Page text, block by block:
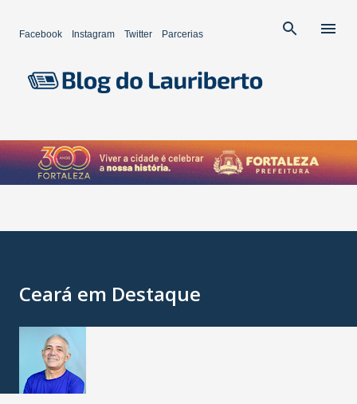
Pular para o conteúdo principal
Facebook Instagram Twitter Parcerias
Ceará em Destaque